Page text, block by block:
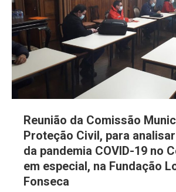
Reunião da Comissão
Proteção Civil, para
da pandemia COVID-19 no
em especial, na Fundação
Fonseca